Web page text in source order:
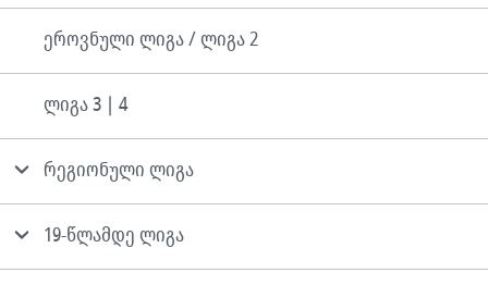
ეროვნული ლიგა / ლიგა 2
ლიგა 3 | 4
რეგიონული ლიგა
19-წლამდე ლიგა